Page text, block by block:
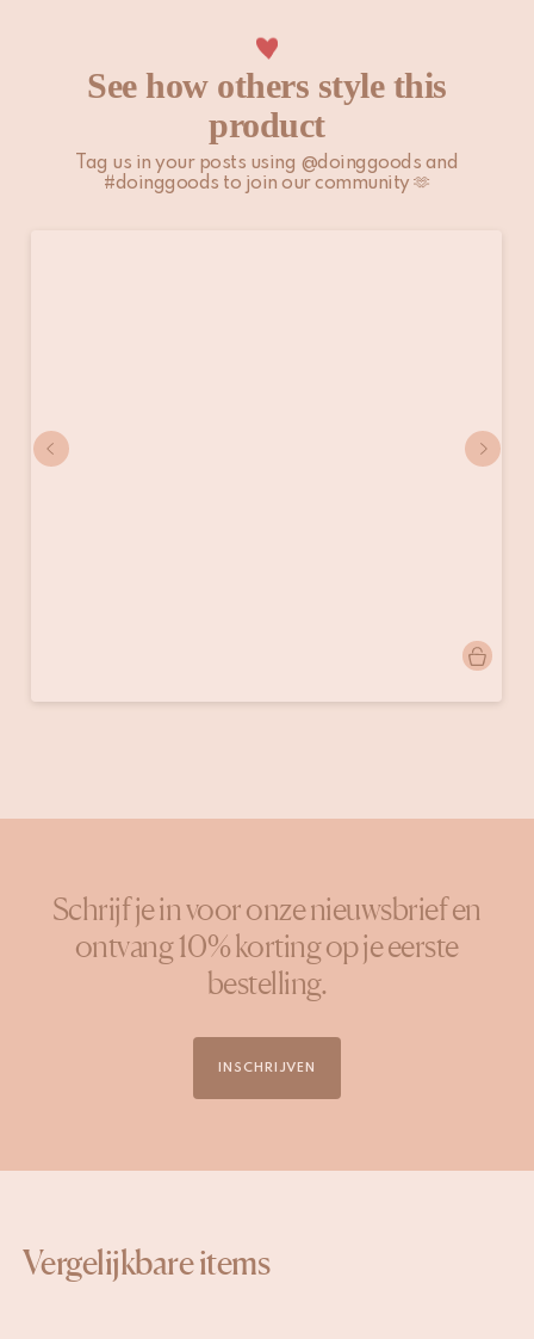
Houd er rekening mee dat niet-EU-klanten zelf
verantwoordelijk zijn voor eventuele invoerrechten, lokale
belastingen en toeslagen.
Bekijk onze Verzenden & Bezorgen
pagina voor meer
informatie.
See how others style this
product
Tag us in your posts using @doinggoods and
#doinggoods to join our community 🫶
gepubliceerd
Schrijf je in voor onze nieuwsbrief en
ontvang 10% korting op je eerste
bestelling.
INSCHRIJVEN
Vergelijkbare items